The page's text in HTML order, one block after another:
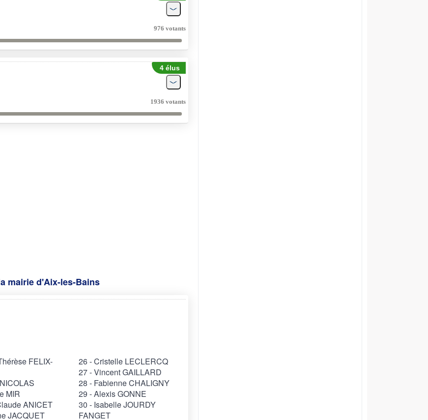
976 votants
4 élus
1936 votants
mairie d'Aix-les-Bains
FELIX-
MIR
ANICET
JACQUET
26 - Cristelle LECLERCQ
27 - Vincent GAILLARD
28 - Fabienne CHALIGNY
29 - Alexis GONNE
30 - Isabelle JOURDY
FANGET